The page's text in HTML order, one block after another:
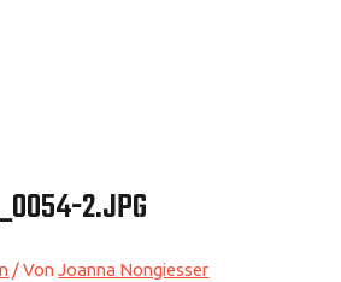
2.JPG
/ VonJoanna Nongiesser